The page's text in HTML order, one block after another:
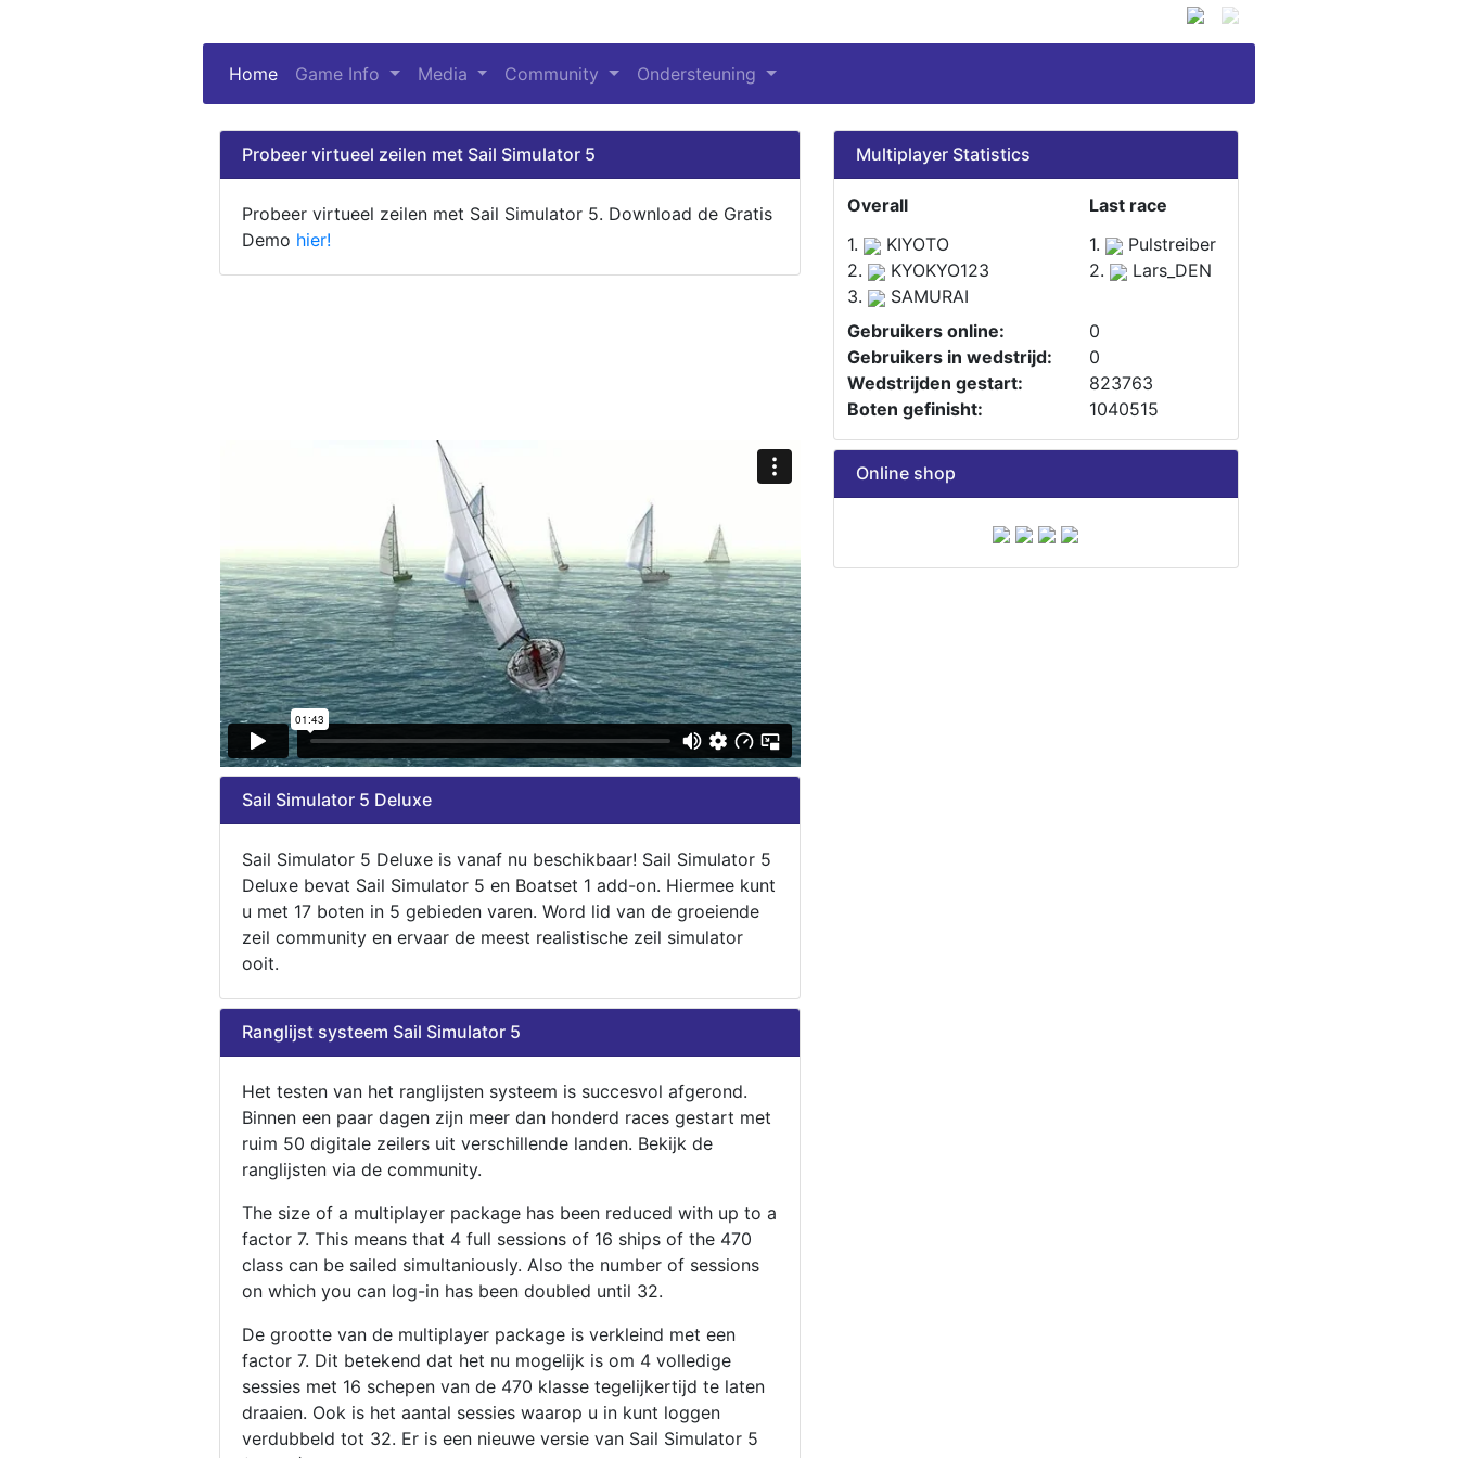
Home (current)
Game Info Media Community Ondersteuning
Probeer virtueel zeilen met Sail Simulator 5
Probeer virtueel zeilen met Sail Simulator 5. Download de Gratis
Demo hier!
Multiplayer Statistics
Overall
Last race
1.
KIYOTO 1.
Pulstreiber
2.
KYOKYO123 2.
Lars_DEN
3.
SAMURAI
Gebruikers online:
0
Gebruikers in wedstrijd:
0
Wedstrijden gestart:
823763
Boten gefinisht:
1040515
Sail Simulator 5 Deluxe
Sail Simulator 5 Deluxe is vanaf nu beschikbaar! Sail Simulator 5
Deluxe bevat Sail Simulator 5 en Boatset 1 add-on. Hiermee kunt
u met 17 boten in 5 gebieden varen. Word lid van de groeiende
zeil community en ervaar de meest realistische zeil simulator
ooit.
Ranglijst systeem Sail Simulator 5
Het testen van het ranglijsten systeem is succesvol afgerond.
Binnen een paar dagen zijn meer dan honderd races gestart met
ruim 50 digitale zeilers uit verschillende landen. Bekijk de
ranglijsten via de community.
The size of a multiplayer package has been reduced with up to a
factor 7. This means that 4 full sessions of 16 ships of the 470
class can be sailed simultaniously. Also the number of sessions
on which you can log-in has been doubled until 32.
De grootte van de multiplayer package is verkleind met een
factor 7. Dit betekend dat het nu mogelijk is om 4 volledige
sessies met 16 schepen van de 470 klasse tegelijkertijd te laten
draaien. Ook is het aantal sessies waarop u in kunt loggen
verdubbeld tot 32. Er is een nieuwe versie van Sail Simulator 5
Online shop